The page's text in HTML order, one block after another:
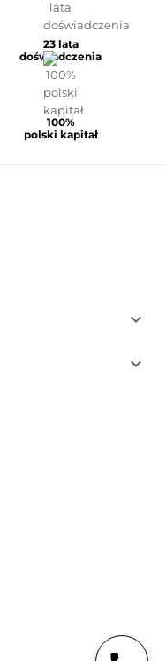
23 lata
doświadczenia
100%
polski kapitał

